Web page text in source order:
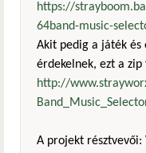
https://
64band-music-
Akit pedig a játék és
érdekelnek, ezt a
http://
A projekt résztvevői: